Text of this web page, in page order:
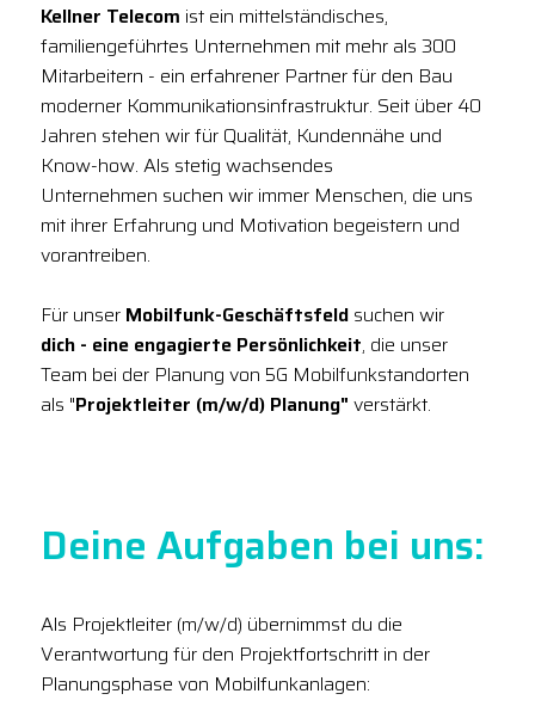
Kellner Telecom ist ein mittelständisches,
familiengeführtes Unternehmen mit mehr als 300
Mitarbeitern - ein erfahrener Partner für den Bau
moderner Kommunikationsinfrastruktur. Seit über 40
Jahren stehen wir für Qualität, Kundennähe und
Know-how. Als stetig wachsendes
Unternehmen suchen wir immer Menschen, die uns
mit ihrer Erfahrung und Motivation begeistern und
vorantreiben.
Für unser Mobilfunk-Geschäftsfeld suchen wir
dich - eine engagierte Persönlichkeit, die unser
Team bei der Planung von 5G Mobilfunkstandorten
als "Projektleiter (m/w/d) Planung" verstärkt.
Deine Aufgaben bei uns:
Als Projektleiter (m/w/d) übernimmst du die
Verantwortung für den Projektfortschritt in der
Planungsphase von Mobilfunkanlagen: